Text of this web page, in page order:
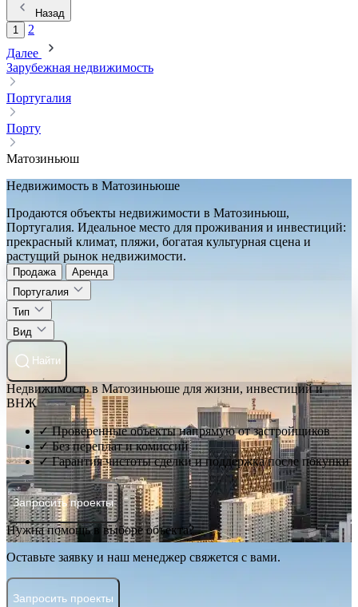
Назад
1
2
Далее
Зарубежная недвижимость
Португалия
Порту
Матозиньюш
Недвижимость в Матозиньюше
Продаются объекты недвижимости в Матозиньюш,
Португалия. Идеальное место для проживания и инвестиций:
прекрасный климат, пляжи, богатая культурная сцена и
растущий рынок недвижимости.
Продажа
Аренда
Португалия
Тип
Вид
Найти
Недвижимость в Матозиньюше для жизни, инвестиций и
ВНЖ
✓ Проверенные объекты напрямую от застройщиков
✓ Без переплат и комиссий
✓ Гарантия чистоты сделки и поддержка после покупки
Запросить проекты
Нужна помощь в выборе объекта?
Оставьте заявку и наш менеджер свяжется с вами.
Запросить проекты